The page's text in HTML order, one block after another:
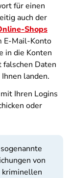
für einen
auch der
Shops
E-Mail-Konto
in die Konten
Daten
landen.
Ihren Logins
oder
von
kriminellen